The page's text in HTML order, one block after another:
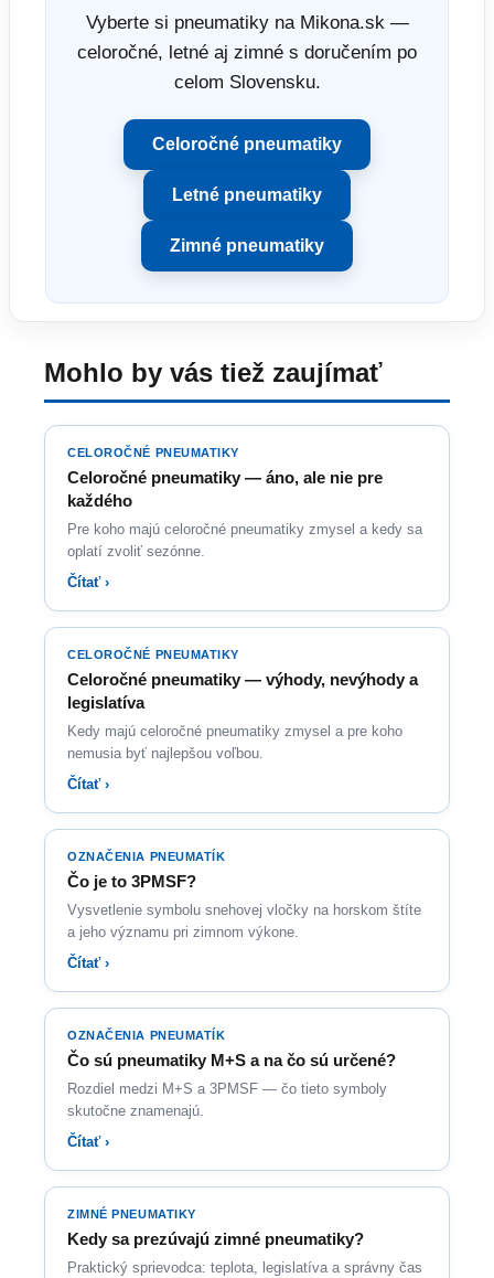
Vyberte si pneumatiky na Mikona.sk —
celoročné, letné aj zimné s doručením po
celom Slovensku.
Celoročné pneumatiky
Letné pneumatiky
Zimné pneumatiky
Mohlo by vás tiež zaujímať
CELOROČNÉ PNEUMATIKY
Celoročné pneumatiky — áno, ale nie pre
každého
Pre koho majú celoročné pneumatiky zmysel a kedy sa
oplatí zvoliť sezónne.
Čítať ›
CELOROČNÉ PNEUMATIKY
Celoročné pneumatiky — výhody, nevýhody a
legislatíva
Kedy majú celoročné pneumatiky zmysel a pre koho
nemusia byť najlepšou voľbou.
Čítať ›
OZNAČENIA PNEUMATÍK
Čo je to 3PMSF?
Vysvetlenie symbolu snehovej vločky na horskom štíte
a jeho významu pri zimnom výkone.
Čítať ›
OZNAČENIA PNEUMATÍK
Čo sú pneumatiky M+S a na čo sú určené?
Rozdiel medzi M+S a 3PMSF — čo tieto symboly
skutočne znamenajú.
Čítať ›
ZIMNÉ PNEUMATIKY
Kedy sa prezúvajú zimné pneumatiky?
Praktický sprievodca: teplota, legislatíva a správny čas